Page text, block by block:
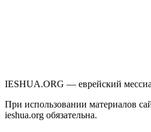
IESHUA.ORG — еврейский
При использовании материалов
ieshua.org обязательна.